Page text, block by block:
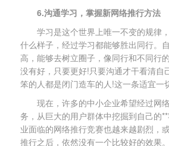
6.沟通学习，掌握新网络推行方法
学习是这个世界上唯一不变的规律
什么样子，经过学习都能够胜出同行。
高，能够去树立圈子，像同行和不同行
没有好，只要更好!只要沟通才干看清自
笨的人都是闭门造车的人!这一条适宜一
现在，许多的中小企业希望经过网
务，从巨大的用户群体中挖掘到自己的
业面临的网络推行竞赛也越来越剧烈，
推行之后，依然没有一个比较好的效果。